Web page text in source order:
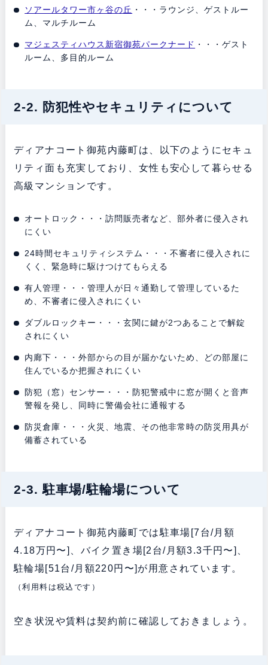
ソアールタワー市ヶ谷の丘 ・・・ラウンジ、ゲストルー
ム、マルチルーム
マジェスティハウス新宿御苑パークナード ・・・ゲスト
ルーム、多目的ルーム
2-2. 防犯性やセキュリティについて
ディアナコート御苑内藤町は、以下のようにセキュ
リティ面も充実しており、女性も安心して暮らせる
高級マンションです。
オートロック・・・訪問販売者など、部外者に侵入され
にくい
24時間セキュリティシステム・・・不審者に侵入されに
くく、緊急時に駆けつけてもらえる
有人管理・・・管理人が日々通勤して管理しているた
め、不審者に侵入されにくい
ダブルロックキー・・・玄関に鍵が2つあることで解錠
されにくい
内廊下・・・外部からの目が届かないため、どの部屋に
住んでいるか把握されにくい
防犯（窓）センサー・・・防犯警戒中に窓が開くと音声
警報を発し、同時に警備会社に通報する
防災倉庫・・・火災、地震、その他非常時の防災用具が
備蓄されている
2-3. 駐車場/駐輪場について
ディアナコート御苑内藤町では駐車場[7台/月額
4.18万円〜]、バイク置き場[2台/月額3.3千円〜]、
駐輪場[51台/月額220円〜]が用意されています。
（利用料は税込です）
空き状況や賃料は契約前に確認しておきましょう。